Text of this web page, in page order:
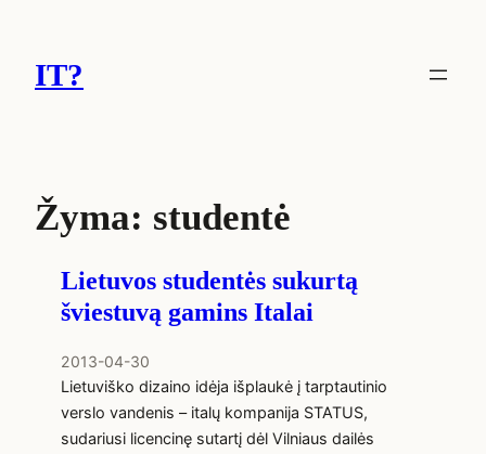
turinioIT?
Žyma: studentė
Lietuvos studentės sukurtą
šviestuvą gamins Italai
2013-04-30
Lietuviško dizaino idėja išplaukė į tarptautinio
verslo vandenis – italų kompanija STATUS,
sudariusi licencinę sutartį dėl Vilniaus dailės